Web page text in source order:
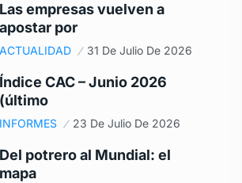
Las empresas vuelven a
apostar por
ACTUALIDAD 31 De Julio De 2026
Índice CAC – Junio 2026
(último
INFORMES 23 De Julio De 2026
Del potrero al Mundial: el
mapa